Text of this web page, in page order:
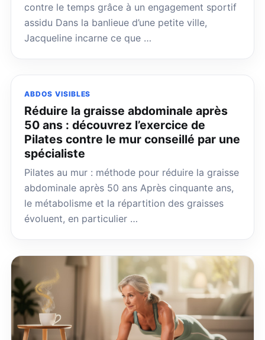
contre le temps grâce à un engagement sportif
assidu Dans la banlieue d’une petite ville,
Jacqueline incarne ce que …
ABDOS VISIBLES
Réduire la graisse abdominale après
50 ans : découvrez l’exercice de
Pilates contre le mur conseillé par une
spécialiste
Pilates au mur : méthode pour réduire la graisse
abdominale après 50 ans Après cinquante ans,
le métabolisme et la répartition des graisses
évoluent, en particulier …